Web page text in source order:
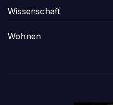
Wissenschaft
Wohnen